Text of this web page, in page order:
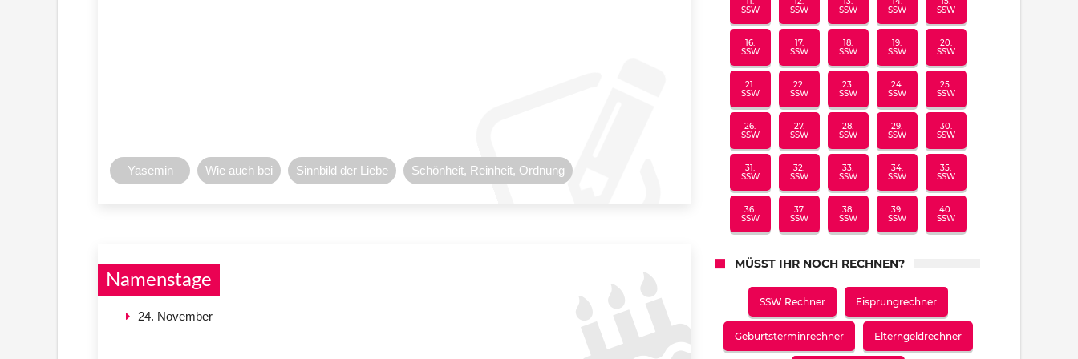
Yasemin Wie auch bei Sinnbild der Liebe Schönheit, Reinheit, Ordnung
Namenstage
24. November
SSW
SSW
SSW
SSW
SSW
16.
SSW
17.
SSW
18.
SSW
19.
SSW
20.
SSW
21.
SSW
22.
SSW
23.
SSW
24.
SSW
25.
SSW
26.
SSW
27.
SSW
28.
SSW
29.
SSW
30.
SSW
31.
SSW
32.
SSW
33.
SSW
34.
SSW
35.
SSW
36.
SSW
37.
SSW
38.
SSW
39.
SSW
40.
SSW
MÜSST IHR NOCH RECHNEN?
SSW Rechner Eisprungrechner
Geburtsterminrechner Elterngeldrechner